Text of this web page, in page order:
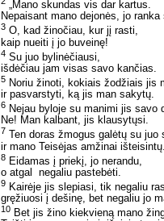
„Mano skundas vis dar kartus.
Nepaisant mano dejonės, jo ranka
3 O, kad žinočiau, kur jį rasti,
kaip nueiti į jo buveinę!
4 Su juo bylinėčiausi,
išdėčiau jam visas savo kančias.
5 Noriu žinoti, kokiais žodžiais jis
ir pasvarstyti, ką jis man sakytų.
6 Nejau byloje su manimi jis savo
Ne! Man kalbant, jis klausytųsi.
7 Ten doras žmogus galėtų su juo
ir mano Teisėjas amžinai
8 Eidamas į priekį, jo nerandu,
o atgal ­ negaliu pastebėti.
9 Kairėje jis slepiasi, tik negaliu
gręžiuosi į dešinę, bet negaliu jo
10 Bet jis žino kiekvieną mano